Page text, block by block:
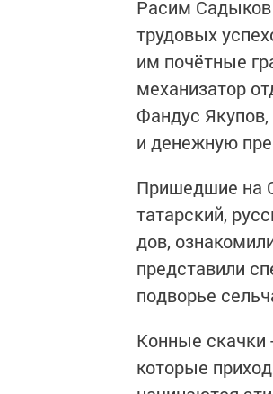
Ра­сим Садыков
трудовых
им почётные
механизатор
Фандус Якупов,
и денежную
Пришедшие на
татарский,
дов,
представили
подворье
Конные скачки
которые